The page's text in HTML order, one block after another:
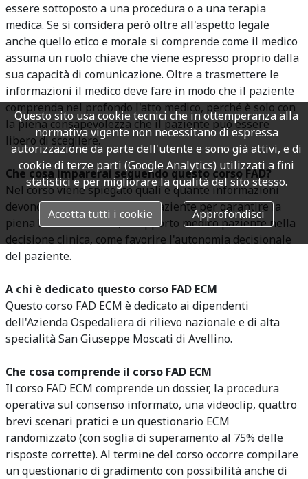
essere sottoposto a una procedura o a una terapia
medica. Se si considera però oltre all'aspetto legale
anche quello etico e morale si comprende come il medico
assuma un ruolo chiave che viene espresso proprio dalla
sua capacità di comunicazione. Oltre a trasmettere le
informazioni il medico deve fare in modo che il paziente
comprenda nel profondo l'atto medico, perché è solo con
la piena consapevolezza che il paziente può essere
libero di scegliere.
Che cosa imparerai seguendo questo corso FAD?
Nel corso viene spiegato quali e quante informazioni
devono essere trasmesse al paziente per garantire la
piena libertà di scelta, il rapporto medico paziente nella
decisione clinica, come favorire l'autonomia decisionale
del paziente.
A chi è dedicato questo corso FAD ECM
Questo corso FAD ECM è dedicato ai dipendenti
dell'Azienda Ospedaliera di rilievo nazionale e di alta
specialità San Giuseppe Moscati di Avellino.
Che cosa comprende il corso FAD ECM
Il corso FAD ECM comprende un dossier, la procedura
operativa sul consenso informato, una videoclip, quattro
brevi scenari pratici e un questionario ECM
randomizzato (con soglia di superamento al 75% delle
risposte corrette). Al termine del corso occorre compilare
un questionario di gradimento con possibilità anche di
Questo sito usa cookie tecnici che in ottemperanza alla
normativa vigente non necessitano di espressa
autorizzazione da parte dell'utente e sono già attivi, e di
cookie di terze parti (Google Analytics) utilizzati a fini
statistici e per migliorare la qualità del sito stesso.
Accetta tutti i cookie Approfondisci